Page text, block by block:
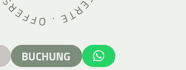
BUCHUNG